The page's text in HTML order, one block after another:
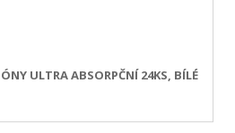
ULTRA ABSORPČNÍ 24KS, BÍLÉ